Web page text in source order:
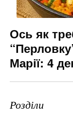
Ось як
Марії: 4
Розділи